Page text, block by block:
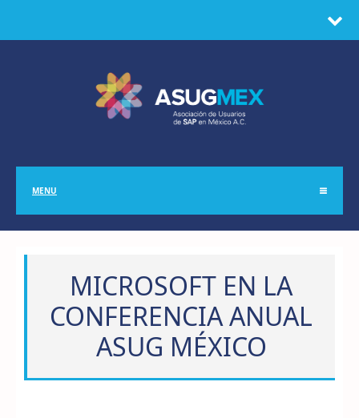
MENU
MICROSOFT EN LA
CONFERENCIA ANUAL
ASUG MÉXICO